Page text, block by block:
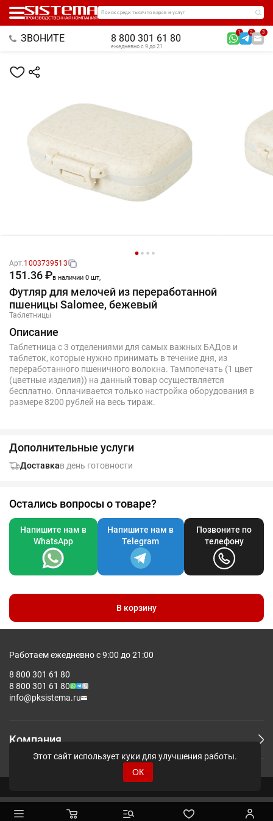
Поиск среди тысяч товаров и услуг
ЗВОНИТЕ 8 800 301 61 80
1 2 3
ежедневно с 9 до 21
Арт.1003739513
151.36 ₽в наличии 0 шт,
Футляр для мелочей из переработанной
пшеницы Salomee, бежевый
Таблетницы
Описание
Таблетница с 3 отделениями для самых важных БАДов и
таблеток, которые нужно принимать в течение дня, из
переработанного пшеничного волокна. Тампопечать (1 цвет
(цветные изделия)) на данный товар осуществляется
бесплатно. Оплачивается только настройка оборудования в
размере 8200 рублей на весь тираж.
Дополнительные услуги
Доставкав день готовности
Остались вопросы о товаре?
Напишите нам в
WhatsApp
Напишите нам в
Telegram
Позвоните по
телефону
В корзину
Работаем ежедневно с 9:00 до 21:00
8 800 301 61 80
8 800 301 61 80
info@pksistema.ru
Компания
Этот сайт использует куки для улучшения работы.
ОК